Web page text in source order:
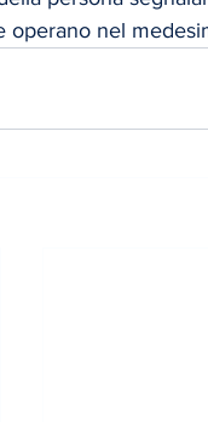
operano nel